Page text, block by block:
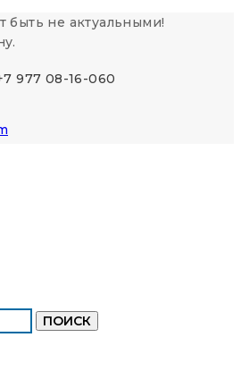
быть не актуальными!
977 08-16-060
ПОИСК